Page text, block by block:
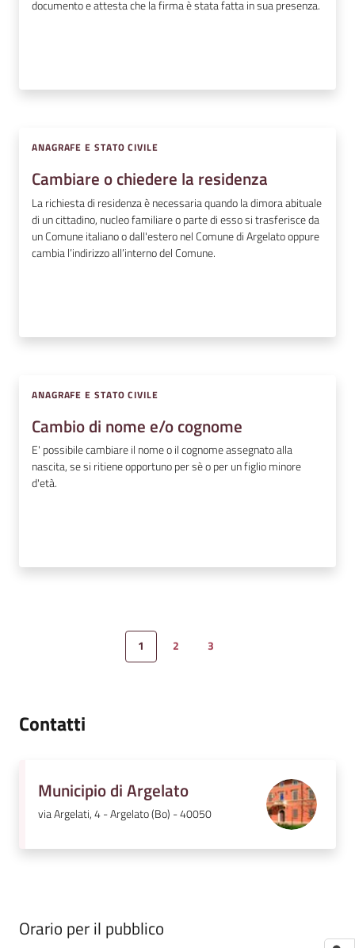
documento e attesta che la firma è stata fatta in sua presenza.
ANAGRAFE E STATO CIVILE
Cambiare o chiedere la residenza
La richiesta di residenza è necessaria quando la dimora abituale
di un cittadino, nucleo familiare o parte di esso si trasferisce da
un Comune italiano o dall'estero nel Comune di Argelato oppure
cambia l’indirizzo all’interno del Comune.
ANAGRAFE E STATO CIVILE
Cambio di nome e/o cognome
E' possibile cambiare il nome o il cognome assegnato alla
nascita, se si ritiene opportuno per sè o per un figlio minore
d'età.
Pagina precedente
Pagina
1 Pagina
2 Pagina
3
Contatti
Municipio di Argelato
via Argelati, 4 - Argelato (Bo) - 40050
Orario per il pubblico